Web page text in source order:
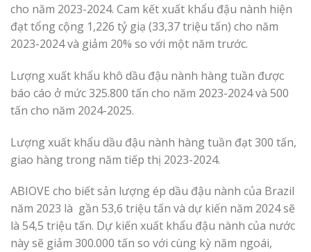
cho năm 2023-2024. Cam kết xuất khẩu đậu nành hiện
đạt tổng cộng 1,226 tỷ giạ (33,37 triệu tấn) cho năm
2023-2024 và giảm 20% so với một năm trước.
Lượng xuất khẩu khô dầu đậu nành hàng tuần được
báo cáo ở mức 325.800 tấn cho năm 2023-2024 và 500
tấn cho năm 2024-2025.
Lượng xuất khẩu dầu đậu nành hàng tuần đạt 300 tấn,
giao hàng trong năm tiếp thị 2023-2024.
ABIOVE cho biết sản lượng ép dầu đậu nành của Brazil
năm 2023 là gần 53,6 triệu tấn và dự kiến năm 2024 sẽ
là 54,5 triệu tấn. Dự kiến ​​xuất khẩu đậu nành của nước
này sẽ giảm 300.000 tấn so với cùng kỳ năm ngoái,